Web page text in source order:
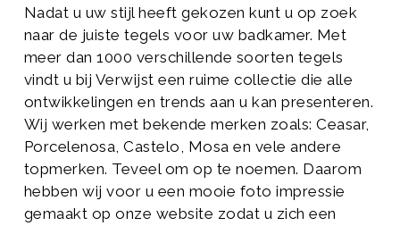
Nadat u uw stijl heeft gekozen kunt u op zoek
naar de juiste tegels voor uw badkamer. Met
meer dan 1000 verschillende soorten tegels
vindt u bij Verwijst een ruime collectie die alle
ontwikkelingen en trends aan u kan presenteren.
Wij werken met bekende merken zoals: Ceasar,
Porcelenosa, Castelo, Mosa en vele andere
topmerken. Teveel om op te noemen. Daarom
hebben wij voor u een mooie foto impressie
gemaakt op onze website zodat u zich een